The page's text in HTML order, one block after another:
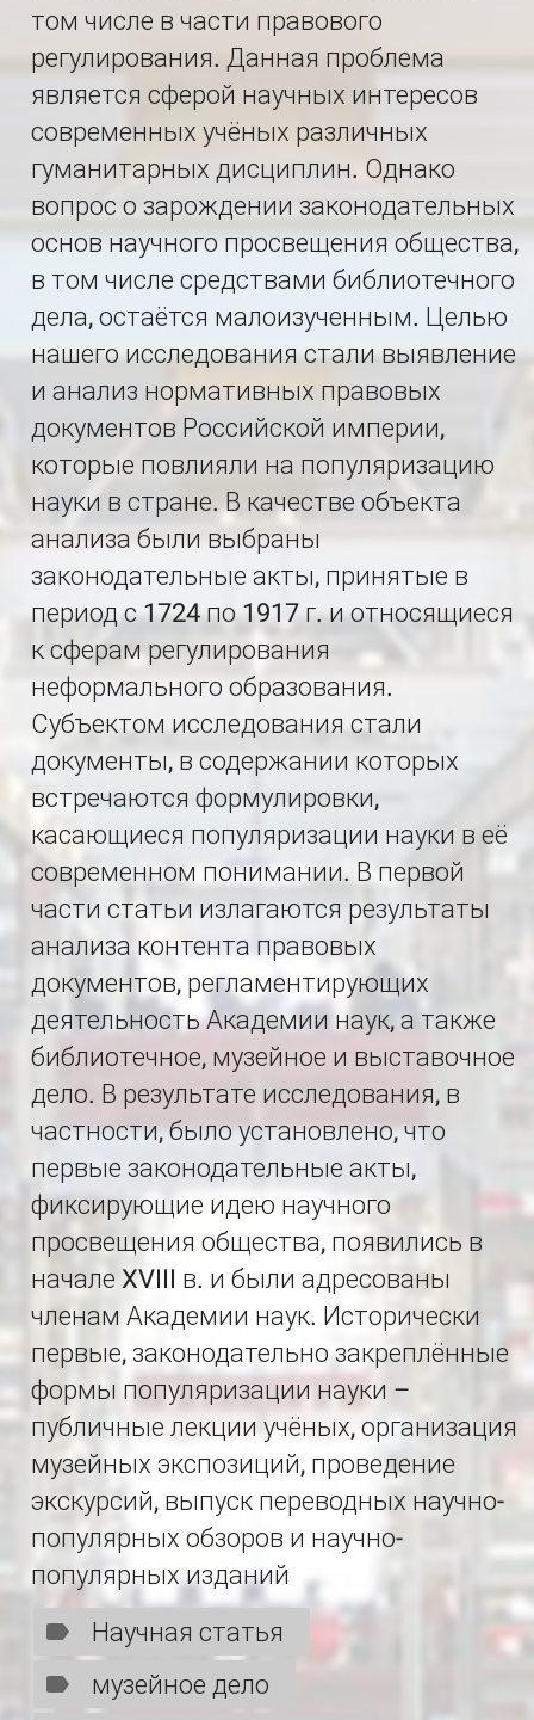
том числе в части правового
регулирования. Данная проблема
является сферой научных интересов
современных учёных различных
гуманитарных дисциплин. Однако
вопрос о зарождении законодательных
основ научного просвещения общества,
в том числе средствами библиотечного
дела, остаётся малоизученным. Целью
нашего исследования стали выявление
и анализ нормативных правовых
документов Российской империи,
которые повлияли на популяризацию
науки в стране. В качестве объекта
анализа были выбраны
законодательные акты, принятые в
период с 1724 по 1917 г. и относящиеся
к сферам регулирования
неформального образования.
Субъектом исследования стали
документы, в содержании которых
встречаются формулировки,
касающиеся популяризации науки в её
современном понимании. В первой
части статьи излагаются результаты
анализа контента правовых
документов, регламентирующих
деятельность Академии наук, а также
библиотечное, музейное и выставочное
дело. В результате исследования, в
частности, было установлено, что
первые законодательные акты,
фиксирующие идею научного
просвещения общества, появились в
начале XVIII в. и были адресованы
членам Академии наук. Исторически
первые, законодательно закреплённые
формы популяризации науки –
публичные лекции учёных, организация
музейных экспозиций, проведение
экскурсий, выпуск переводных научно-
популярных обзоров и научно-
популярных изданий
Научная статья
музейное дело